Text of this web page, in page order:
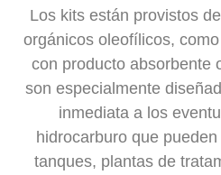
Los kits están provistos
orgánicos oleofílicos,
con producto absorbente
son especialmente
inmediata a los
hidrocarburo que
tanques, plantas de